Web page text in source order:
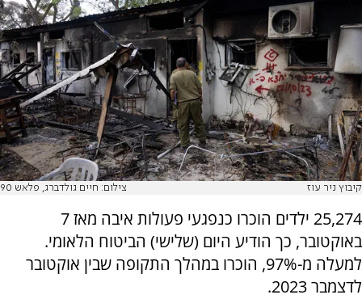
קיבוץ ניר עוז צילום: חיים גולדברג, פלאש 90
25,274 ילדים הוכרו כנפגעי פעולות איבה מאז 7
באוקטובר, כך הודיע היום (שלישי) הביטוח הלאומי.
למעלה מ-97%, הוכרו במהלך התקופה שבין אוקטובר
לדצמבר 2023.